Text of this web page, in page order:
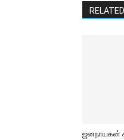
ஜனநாயகன்